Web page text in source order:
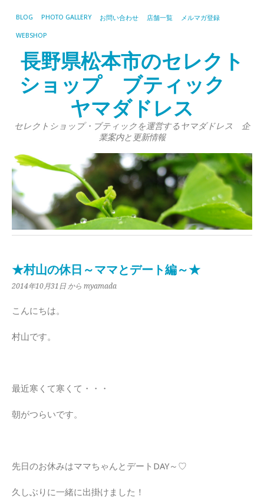
BLOG PHOTO GALLERY お問い合わせ 店舗一覧 メルマガ登録
WEBSHOP
長野県松本市のセレクト
ショップ ブティック
ヤマダドレス
セレクトショップ・ブティックを運営するヤマダドレス 企
業案内と更新情報
★村山の休日～ママとデート編～★
2014年10月31日 から myamada
こんにちは。
村山です。
最近寒くて寒くて・・・
朝がつらいです。
先日のお休みはママちゃんとデートDAY～♡
久しぶりに一緒に出掛けました！